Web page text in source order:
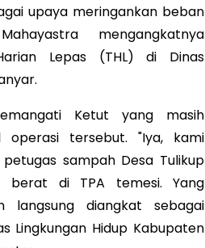
upaya meringankan beban
mengangkatnya
Lepas (THL) di Dinas
Ketut yang masih
operasi tersebut. "Iya, kami
sampah Desa Tulikup
berat di TPA temesi. Yang
langsung diangkat sebagai
Lingkungan Hidup Kabupaten